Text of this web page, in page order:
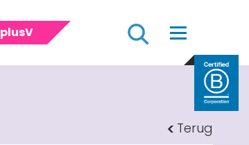
Zoeken
Terug